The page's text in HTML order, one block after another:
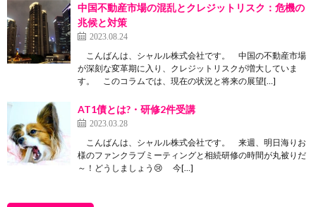
中国不動産市場の混乱とクレジットリスク：危機の
兆候と対策
2023.08.24
こんばんは、シャルル株式会社です。 中国の不動産市場
が深刻な変革期に入り、クレジットリスクが増大していま
す。 このコラムでは、現在の状況と将来の展望[…]
AT1債とは?・研修2件受講
2023.03.28
こんばんは、シャルル株式会社です。 来週、明日海りお
様のファンクラブミーティングと相続研修の時間が丸被りだ
～！どうしましょう😢 今[…]